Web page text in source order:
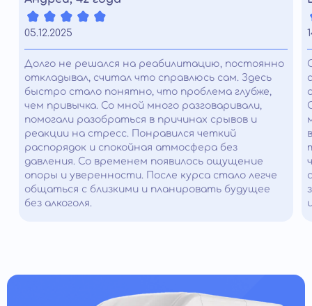
05.12.2025
Долго не решался на реабилитацию, постоянно
откладывал, считал что справлюсь сам. Здесь
быстро стало понятно, что проблема глубже,
чем привычка. Со мной много разговаривали,
помогали разобраться в причинах срывов и
реакции на стресс. Понравился четкий
распорядок и спокойная атмосфера без
давления. Со временем появилось ощущение
опоры и уверенности. После курса стало легче
общаться с близкими и планировать будущее
без алкоголя.